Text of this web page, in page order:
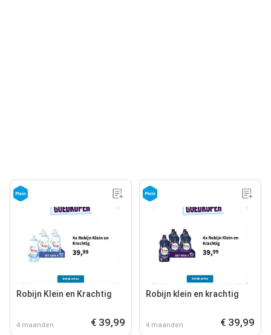
Robijn Klein en Krachtig
4 maanden € 39,99
Robijn klein en krachtig
4 maanden € 39,99